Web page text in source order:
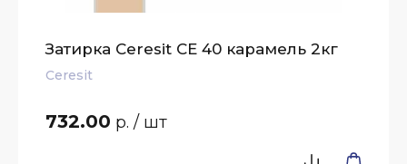
Затирка Ceresit СЕ 40 карамель 2кг
Ceresit
732.00 р. / шт